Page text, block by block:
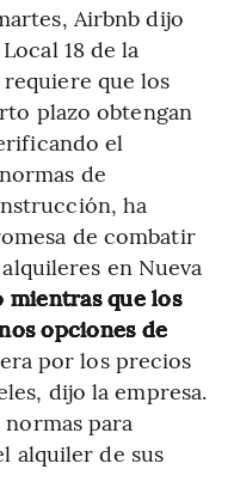
Airbnb dijo
18 de la
que los
plazo obtengan
el
de
ha
de combatir
en Nueva
mientras que los
opciones de
por los precios
dijo la empresa.
para
alquiler de sus